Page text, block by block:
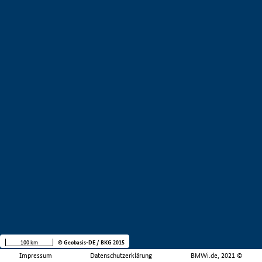
Impressum Datenschutzerklärung BMWi.de, 2021 ©
100 km © Geobasis-DE / BKG 2015